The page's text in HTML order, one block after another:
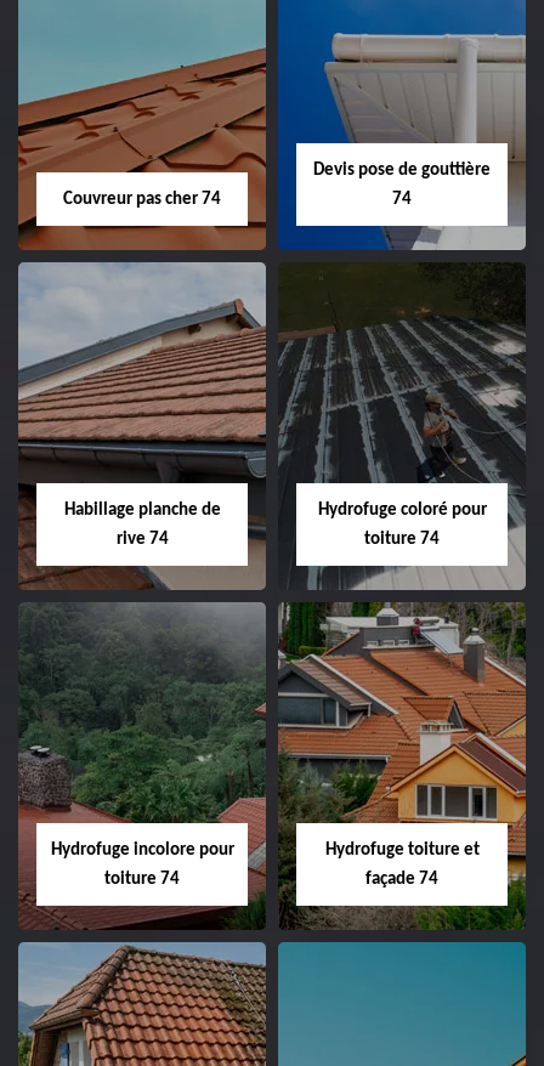
Couvreur pas cher 74
Devis pose de gouttière
74
Habillage planche de
rive 74
Hydrofuge coloré pour
toiture 74
Hydrofuge incolore pour
toiture 74
Hydrofuge toiture et
façade 74